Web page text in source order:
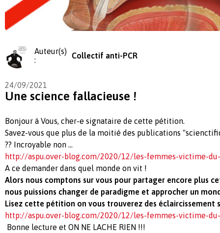
Auteur(s)
:
Collectif anti-PCR
24/09/2021
Une science fallacieuse !
Bonjour à Vous, cher-e signataire de cette pétition.
Savez-vous que plus de la moitié des publications
?? Incroyable non ...
http://aspu.over-blog.com/2020/12/les-femmes-victime-
A ce demander dans quel monde on vit !
Alors nous comptons sur vous pour partager encore plus
nous puissions changer de paradigme et approcher un
Lisez cette pétition on vous trouverez des
http://aspu.over-blog.com/2020/12/les-femmes-victime-
Bonne lecture et ON NE LACHE RIEN !!!